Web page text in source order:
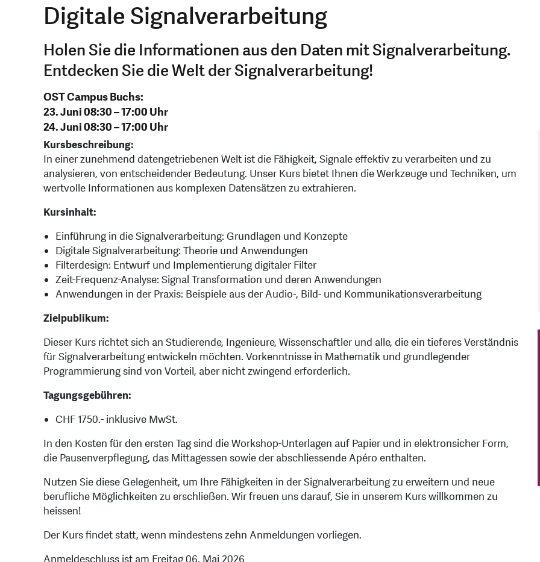
Digitale Signalverarbeitung
Holen Sie die Informationen aus den Daten mit Signalverarbeitung.
Entdecken Sie die Welt der Signalverarbeitung!
OST Campus Buchs:
23. Juni 08:30 – 17:00 Uhr
24. Juni 08:30 – 17:00 Uhr
Kursbeschreibung:
In einer zunehmend datengetriebenen Welt ist die Fähigkeit, Signale effektiv zu verarbeiten und zu
analysieren, von entscheidender Bedeutung. Unser Kurs bietet Ihnen die Werkzeuge und Techniken, um
wertvolle Informationen aus komplexen Datensätzen zu extrahieren.
Kursinhalt:
Einführung in die Signalverarbeitung: Grundlagen und Konzepte
Digitale Signalverarbeitung: Theorie und Anwendungen
Filterdesign: Entwurf und Implementierung digitaler Filter
Zeit-Frequenz-Analyse: Signal Transformation und deren Anwendungen
Anwendungen in der Praxis: Beispiele aus der Audio-, Bild- und Kommunikationsverarbeitung
Zielpublikum:
Dieser Kurs richtet sich an Studierende, Ingenieure, Wissenschaftler und alle, die ein tieferes Verständnis
für Signalverarbeitung entwickeln möchten. Vorkenntnisse in Mathematik und grundlegender
Programmierung sind von Vorteil, aber nicht zwingend erforderlich.
Tagungsgebühren:
CHF 1750.- inklusive MwSt.
In den Kosten für den ersten Tag sind die Workshop-Unterlagen auf Papier und in elektronsicher Form,
die Pausenverpflegung, das Mittagessen sowie der abschliessende Apéro enthalten.
Nutzen Sie diese Gelegenheit, um Ihre Fähigkeiten in der Signalverarbeitung zu erweitern und neue
berufliche Möglichkeiten zu erschließen. Wir freuen uns darauf, Sie in unserem Kurs willkommen zu
heissen!
Der Kurs findet statt, wenn mindestens zehn Anmeldungen vorliegen.
Anmeldeschluss ist am Freitag 06. Mai 2026